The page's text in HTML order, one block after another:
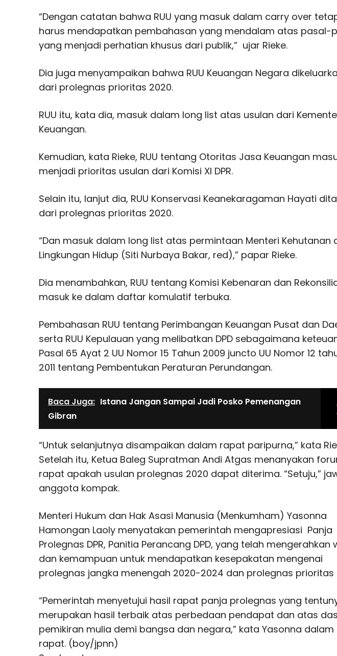
“Dengan catatan bahwa RUU yang masuk dalam carry over
harus mendapatkan pembahasan yang mendalam atas pasal-
yang menjadi perhatian khusus dari publik,” ujar Rieke.
Dia juga menyampaikan bahwa RUU Keuangan Negara
dari prolegnas prioritas 2020.
RUU itu, kata dia, masuk dalam long list atas usulan dari
Keuangan.
Kemudian, kata Rieke, RUU tentang Otoritas Jasa Keuangan
menjadi prioritas usulan dari Komisi XI DPR.
Selain itu, lanjut dia, RUU Konservasi Keanekaragaman Hayati
dari prolegnas prioritas 2020.
“Dan masuk dalam long list atas permintaan Menteri Kehutanan
Lingkungan Hidup (Siti Nurbaya Bakar, red),” papar Rieke.
Dia menambahkan, RUU tentang Komisi Kebenaran dan
masuk ke dalam daftar komulatif terbuka.
Pembahasan RUU tentang Perimbangan Keuangan Pusat dan
serta RUU Kepulauan yang melibatkan DPD sebagaimana
Pasal 65 Ayat 2 UU Nomor 15 Tahun 2009 juncto UU Nomor 12
2011 tentang Pembentukan Peraturan Perundangan.
Baca Juga: Istana Jangan Sampai Jadi Posko Pemenangan
Gibran
“Untuk selanjutnya disampaikan dalam rapat paripurna,” kata
Setelah itu, Ketua Baleg Supratman Andi Atgas menanyakan
rapat apakah usulan prolegnas 2020 dapat diterima. “Setuju,”
anggota kompak.
Menteri Hukum dan Hak Asasi Manusia (Menkumham) Yasonna
Hamongan Laoly menyatakan pemerintah mengapresiasi Panja
Prolegnas DPR, Panitia Perancang DPD, yang telah mengerahkan
dan kemampuan untuk mendapatkan kesepakatan mengenai
prolegnas jangka menengah 2020-2024 dan prolegnas prioritas
“Pemerintah menyetujui hasil rapat panja prolegnas yang
merupakan hasil terbaik atas perbedaan pendapat dan atas
pemikiran mulia demi bangsa dan negara,” kata Yasonna dalam
rapat. (boy/jpnn)